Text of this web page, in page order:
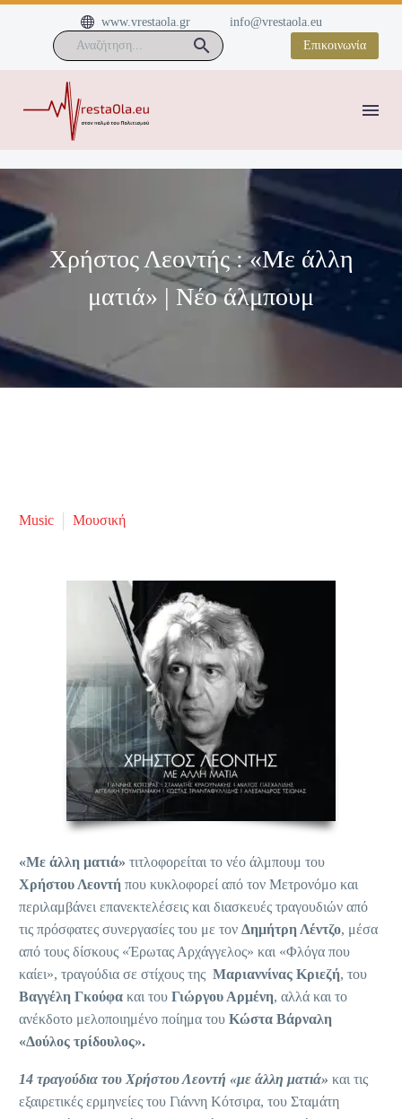

 www.vrestaola.gr
info@vrestaola.eu
Επικοινωνία
Χρήστος Λεοντής : «Με άλλη
ματιά» | Νέο άλμπουμ
Music Μουσική
«Με άλλη ματιά» τιτλοφορείται το νέο άλμπουμ του
Χρήστου Λεοντή που κυκλοφορεί από τον Μετρονόμο και
περιλαμβάνει επανεκτελέσεις και διασκευές τραγουδιών από
τις πρόσφατες συνεργασίες του με τον Δημήτρη Λέντζο, μέσα
από τους δίσκους «Έρωτας Αρχάγγελος» και «Φλόγα που
καίει», τραγούδια σε στίχους της Μαριαννίνας Κριεζή, του
Βαγγέλη Γκούφα και του Γιώργου Αρμένη, αλλά και το
ανέκδοτο μελοποιημένο ποίημα του Κώστα Βάρναλη
«Δούλος τρίδουλος».
14 τραγούδια του Χρήστου Λεοντή «με άλλη ματιά» και τις
εξαιρετικές ερμηνείες του Γιάννη Κότσιρα, του Σταμάτη